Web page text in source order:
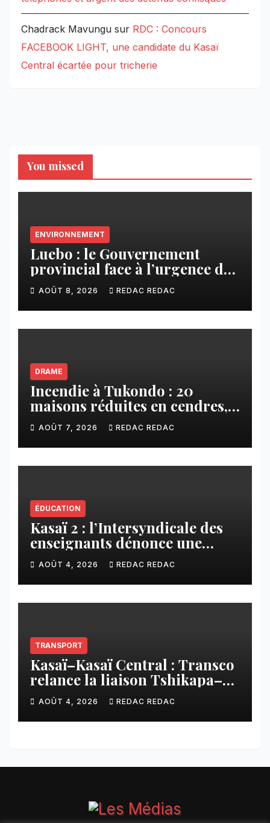
Chadrack Mavungu sur RDC : Concours
FACEBOOK LIGHT, une candidate du Kasaï
Central écartée pour tricherie
You missed
ENVIRONNEMENT
Luebo : le Gouvernement
provincial face à l’urgence des
érosions qui menacent la cité
AOÛT 8, 2026 REDAC REDAC
DRAME
Incendie à Tukondo : 20
maisons réduites en cendres,
plusieurs familles sans abri
AOÛT 7, 2026 REDAC REDAC
ÉDUCATION
Kasaï 2 : l’Intersyndicale des
enseignants dénonce une
contribution financière
imposée aux écoles de la
CNCA
AOÛT 4, 2026 REDAC REDAC
TRANSPORT
Kasaï–Kasaï Central : Transco
relance la liaison Tshikapa–
Tshiamu pour faciliter les
échanges
AOÛT 4, 2026 REDAC REDAC